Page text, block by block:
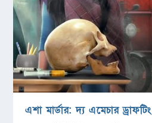
এশা মার্ডার: দ্য এমেচার ড্রাফটিং